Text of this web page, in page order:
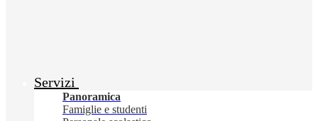
Servizi
Panoramica
Famiglie e studenti